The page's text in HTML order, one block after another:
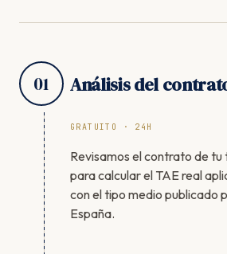
01 Análisis del
GRATUITO · 24H
Revisamos el contrato de
para calcular el TAE real
con el tipo medio publicado
España.